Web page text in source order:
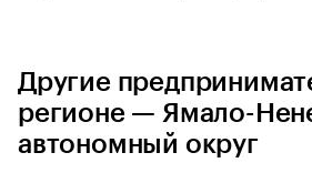
Другие
регионе — Ямало-
автономный округ